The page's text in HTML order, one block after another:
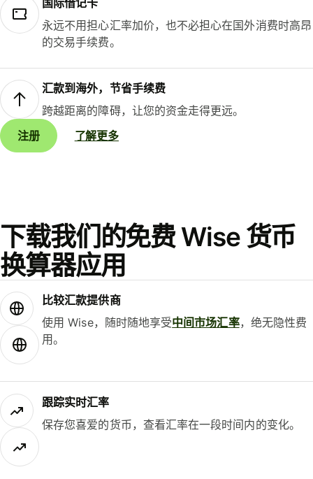
国际借记卡
永远不用担心汇率加价，也不必担心在国外消费时高昂
的交易手续费。
汇款到海外，节省手续费
跨越距离的障碍，让您的资金走得更远。
注册
了解更多
下载我们的免费 Wise 货币
换算器应用
比较汇款提供商
使用 Wise，随时随地享受中间市场汇率，绝无隐性费
用。
跟踪实时汇率
保存您喜爱的货币，查看汇率在一段时间内的变化。